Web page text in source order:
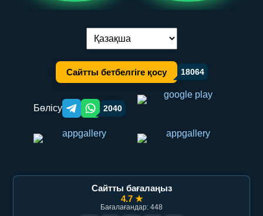
Тілді ауыстыру:
Сайтты бетбелгіге қосу 18064
Бөлісу Telegram orqali ulashish
WhatsApp orqali ulashish
2040
Сайтты бағалаңыз
4.7 ★
Бағалағандар: 448